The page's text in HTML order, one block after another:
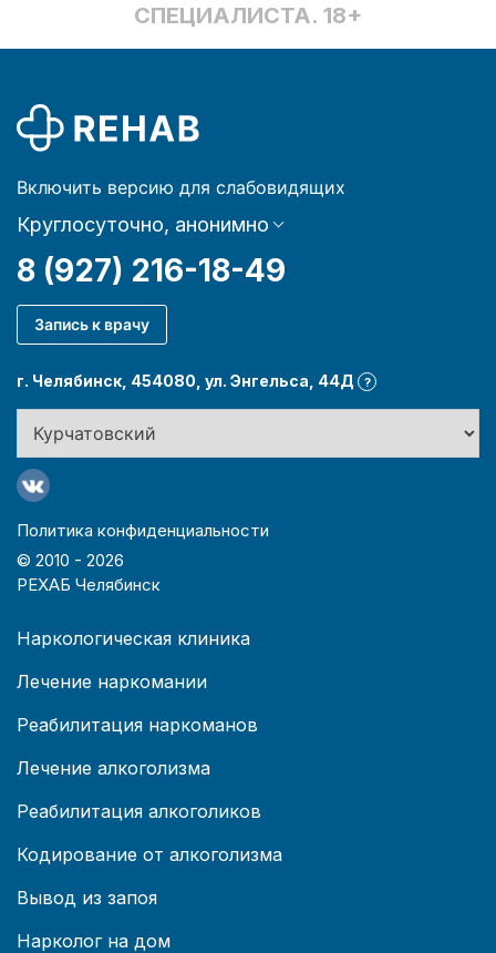
СПЕЦИАЛИСТА. 18+
Включить версию для слабовидящих
Круглосуточно, анонимно
8 (927) 216-18-49
Запись к врачу
г. Челябинск, 454080, ул. Энгельса, 44Д ?
Политика конфиденциальности
© 2010 - 2026
РЕХАБ Челябинск
Наркологическая клиника
Лечение наркомании
Реабилитация наркоманов
Лечение алкоголизма
Реабилитация алкоголиков
Кодирование от алкоголизма
Вывод из запоя
Нарколог на дом